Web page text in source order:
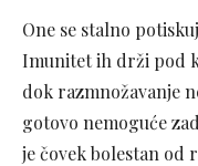
One se stalno
Imunitet ih drži pod
dok razmnožavanje
gotovo nemoguće
je čovek bolestan od